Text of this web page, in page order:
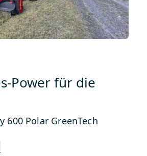
Power für die
600 Polar GreenTech